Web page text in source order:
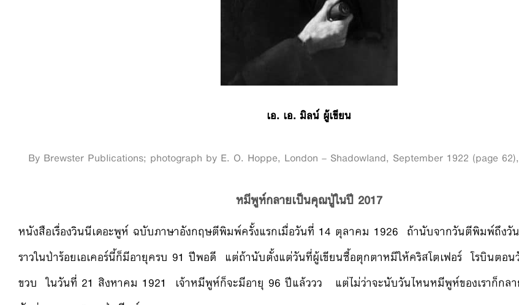
เอ. เอ. มิลน์ ผู้เขียน
By Brewster Publications; photograph by E. O. Hoppe, London – Shadowland, September 1922 (page
หมีพูห์กลายเป็นคุณปู่ในปี 2017
หนังสือเรื่องวินนีเดอะพูห์ ฉบับภาษาอังกฤษตีพิมพ์ครั้งแรกเมื่อวันที่ 14 ตุลาคม 1926 ถ้านับจากวันตีพิมพ์ถึงวั
ราวในป่าร้อยเอเคอร์นี้ก็มีอายุครบ 91 ปีพอดี แต่ถ้านับตั้งแต่วันที่ผู้เขียนซื้อตุกตาหมีให้คริสโตเฟอร์ โรบินตอน
ขวบ ในวันที่ 21 สิงหาคม 1921 เจ้าหมีพูห์ก็จะมีอายุ 96 ปีแล้ววว แต่ไม่ว่าจะนับวันไหนหมีพูห์ของเราก็กล